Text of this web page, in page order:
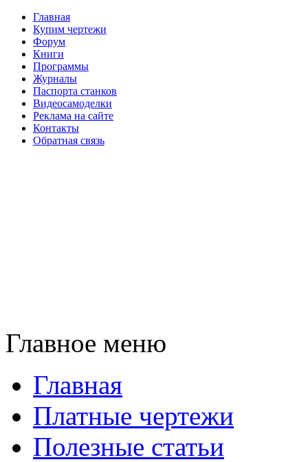
Главная
Купим чертежи
Форум
Книги
Программы
Журналы
Паспорта станков
Видеосамоделки
Реклама на сайте
Контакты
Обратная связь
Главное меню
Главная
Платные чертежи
Полезные статьи